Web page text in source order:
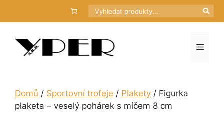
Hledat
Menu
Domů / Sportovní trofeje / Plakety / Figurka
plaketa – veselý pohárek s míčem 8 cm